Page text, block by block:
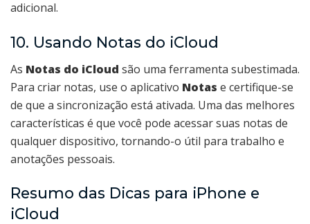
adicional.
10. Usando Notas do iCloud
As Notas do iCloud são uma ferramenta subestimada.
Para criar notas, use o aplicativo Notas e certifique-se
de que a sincronização está ativada. Uma das melhores
características é que você pode acessar suas notas de
qualquer dispositivo, tornando-o útil para trabalho e
anotações pessoais.
Resumo das Dicas para iPhone e
iCloud